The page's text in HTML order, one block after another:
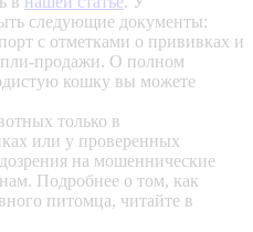
следующие документы:
с отметками о прививках и
продажи. О полном
кошку вы можете
только в
или у проверенных
на мошеннические
Подробнее о том, как
питомца, читайте в